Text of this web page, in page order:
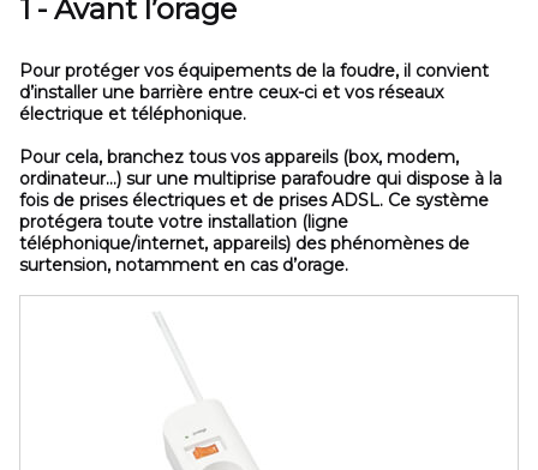
1 - Avant l’orage
Pour protéger vos équipements de la foudre, il convient
d’installer une barrière entre ceux-ci et vos réseaux
électrique et téléphonique.
Pour cela, branchez tous vos appareils (box, modem,
ordinateur…) sur une multiprise parafoudre qui dispose à la
fois de prises électriques et de prises ADSL. Ce système
protégera toute votre installation (ligne
téléphonique/internet, appareils) des phénomènes de
surtension, notamment en cas d’orage.